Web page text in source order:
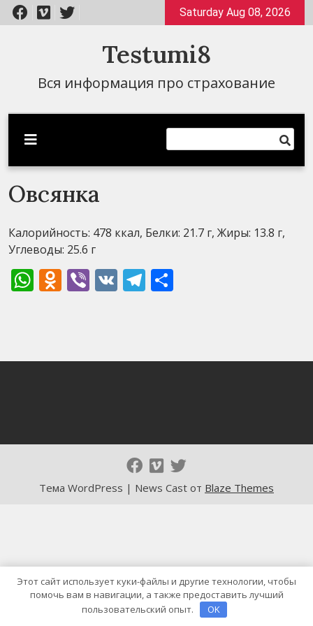
Перейти
к
Saturday Aug 08, 2026
Testumi8
Вся информация про страхование
Овсянка
Калорийность: 478 ккал, Белки: 21.7 г, Жиры: 13.8 г,
Углеводы: 25.6 г
WhatsApp
Odnoklassniki
Viber
VK Telegram
Тема WordPress | News Cast от Blaze Themes
Этот сайт использует куки-файлы и другие технологии, чтобы
помочь вам в навигации, а также предоставить лучший
пользовательский опыт.
OK